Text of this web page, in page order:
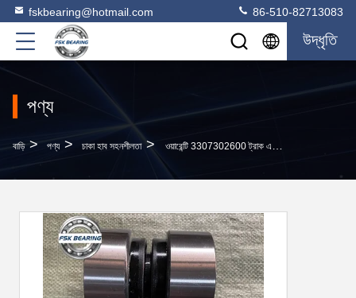
fskbearing@hotmail.com 86-510-82713083
উদ্ধৃতি
পণ্য
বাড়ি > পণ্য > চাকা হাব সহনশীলতা > ওয়ারেন্টি 3307302600 ট্রাক এবং ট্রেলার রোলার লেয়ার 82 * 138 * 110 মিমি সন্নিবেশ ইউনিট